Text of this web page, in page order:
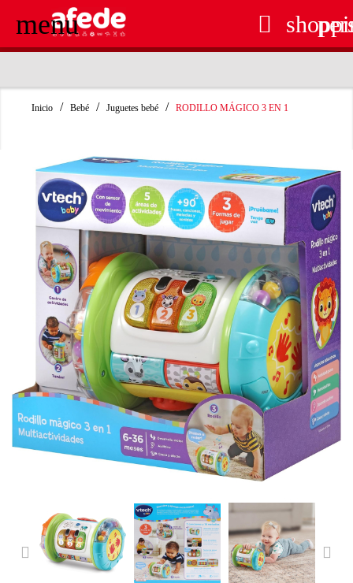
menu 
Inicio Bebé Juguetes bebé RODILLO MÁGICO 3 EN 1
PREVIOUS